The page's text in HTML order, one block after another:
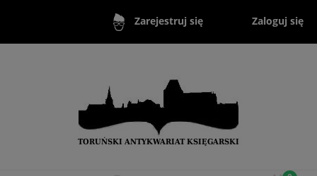
Zarejestruj się Zaloguj się